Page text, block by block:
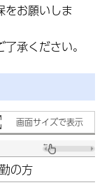
をお願いしま
承ください。
画面サイズで表示
の方